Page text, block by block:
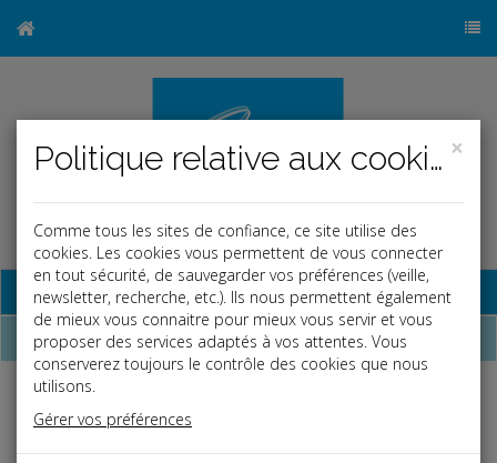
Base documentaire
Dépêches
Fiscal TPE
Date: 2025-09-01
×
Politique relative aux cookies
Comme tous les sites de confiance, ce site utilise des
cookies. Les cookies vous permettent de vous connecter
en tout sécurité, de sauvegarder vos préférences (veille,
newsletter, recherche, etc.). Ils nous permettent également
de mieux vous connaitre pour mieux vous servir et vous
proposer des services adaptés à vos attentes. Vous
conserverez toujours le contrôle des cookies que nous
utilisons.
Gérer vos préférences